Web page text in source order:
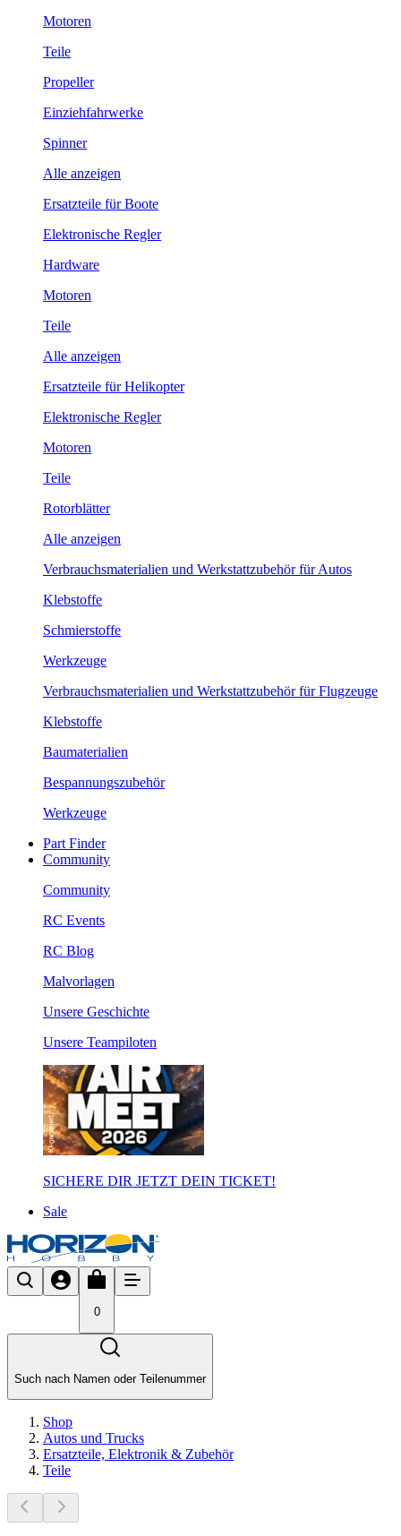
Motoren
Teile
Propeller
Einziehfahrwerke
Spinner
Alle anzeigen
Ersatzteile für Boote
Elektronische Regler
Hardware
Motoren
Teile
Alle anzeigen
Ersatzteile für Helikopter
Elektronische Regler
Motoren
Teile
Rotorblätter
Alle anzeigen
Verbrauchsmaterialien und Werkstattzubehör für Autos
Klebstoffe
Schmierstoffe
Werkzeuge
Verbrauchsmaterialien und Werkstattzubehör für Flugzeuge
Klebstoffe
Baumaterialien
Bespannungszubehör
Werkzeuge
Part Finder
Community
Community
RC Events
RC Blog
Malvorlagen
Unsere Geschichte
Unsere Teampiloten
SICHERE DIR JETZT DEIN TICKET!
Sale
0
Such nach Namen oder Teilenummer
Shop
Autos und Trucks
Ersatzteile, Elektronik & Zubehör
Teile